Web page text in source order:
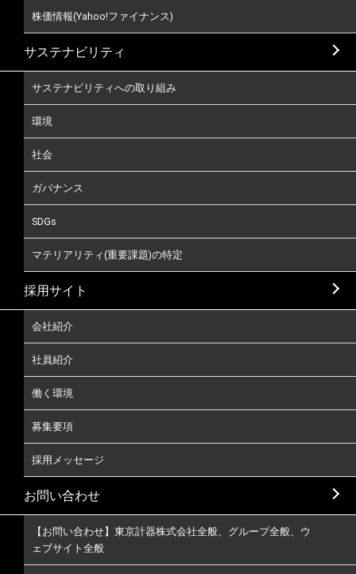
株価情報(Yahoo!ファイナンス)
サステナビリティ
サステナビリティへの取り組み
環境
社会
ガバナンス
SDGs
マテリアリティ(重要課題)の特定
採用サイト
会社紹介
社員紹介
働く環境
募集要項
採用メッセージ
お問い合わせ
【お問い合わせ】東京計器株式会社全般、グループ全般、ウ
ェブサイト全般